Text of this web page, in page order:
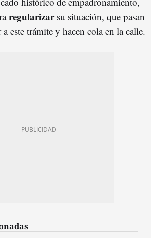
regularizar su situación, que pasan
a este trámite y hacen cola en la calle.